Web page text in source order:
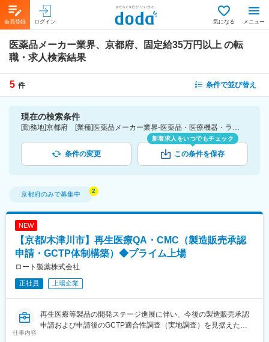
会員登録 ログイン 気になる メニュー
医薬品メーカー業界、京都府、固定給35万円以上 の転
職・求人検索結果
5 件 条件で並び替え
現在の検索条件
[勤務地]京都府 [業種]医薬品メーカー業界-医薬品・医療機器・ライフサイエンス・医療系サービス [詳細条件](待遇・福利厚生)固定給35万円以上
条件の変更
新着求人をいつでもチェック
この条件を保存
京都府のみで募集中
NEW
【京都/木津川市】再生医療QA・CMC（製造販売承認
申請・GCTP体制構築）◆プライム上場
ロート製薬株式会社
正社員 上場企業
仕事内容
再生医療等製品の開発ステージ進展に伴い、今後の製造販売承認
申請および申請後のGCTP適合性調査（実地調査）を見据えた